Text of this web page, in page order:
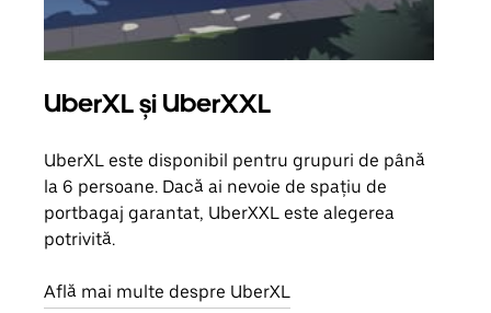
UberXL și UberXXL
UberXL este disponibil pentru grupuri de până
la 6 persoane. Dacă ai nevoie de spațiu de
portbagaj garantat, UberXXL este alegerea
potrivită.
Află mai multe despre UberXL